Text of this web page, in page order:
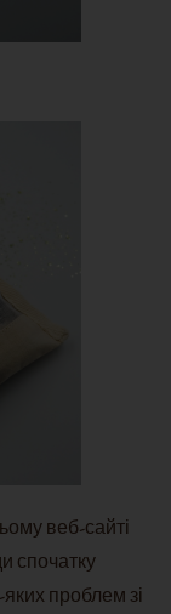
веб-сайті
спочатку
проблем зі